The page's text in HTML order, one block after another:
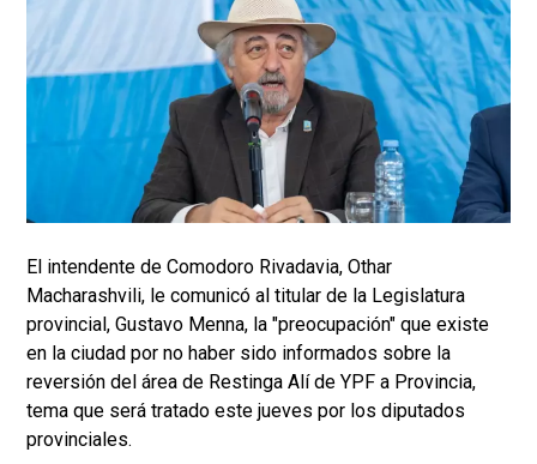
El intendente de Comodoro Rivadavia, Othar
Macharashvili, le comunicó al titular de la Legislatura
provincial, Gustavo Menna, la "preocupación" que existe
en la ciudad por no haber sido informados sobre la
reversión del área de Restinga Alí de YPF a Provincia,
tema que será tratado este jueves por los diputados
provinciales.